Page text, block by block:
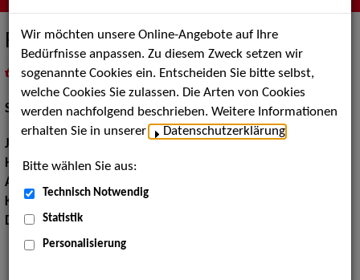
Frank Wünsche
als PDF speichern
inMeine Merklistelegen
Schauspiel:Bühne, Film und TV
Jahrgang:
Haarfarbe:dunkelblond
Augenfarbe:
Körpergröße:
Dialekte:Sächsisch
Wir möchten unsere Online-Angebote auf Ihre
Bedürfnisse anpassen. Zu diesem Zweck setzen wir
sogenannte Cookies ein. Entscheiden Sie bitte selbst,
welche Cookies Sie zulassen. Die Arten von Cookies
werden nachfolgend beschrieben. Weitere Informationen
erhalten Sie in unserer
Datenschutzerklärung
Bitte wählen Sie aus:
Technisch Notwendig
Statistik
Personalisierung